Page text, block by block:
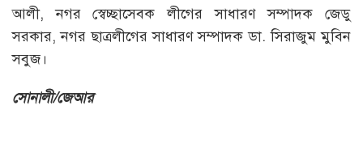
আলী, নগর স্বেচ্ছাসেবক লীগের সাধারণ সম্পাদক জেডু
সরকার, নগর ছাত্রলীগের সাধারণ সম্পাদক ডা. সিরাজুম মুবিন
সবুজ।
সোনালী/জেআর